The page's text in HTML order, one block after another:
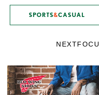
SPORTS&CASUAL